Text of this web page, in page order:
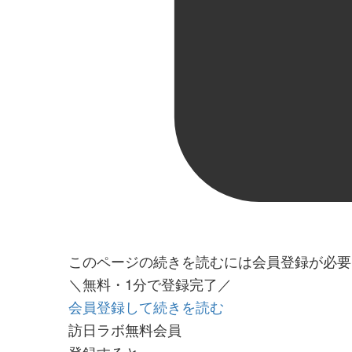
このページの続きを読むには会員登録が必
＼無料・1分で登録完了／
会員登録して続きを読む
訪日ラボ無料会員